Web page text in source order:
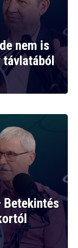
nem is
távlatából
Betekintés